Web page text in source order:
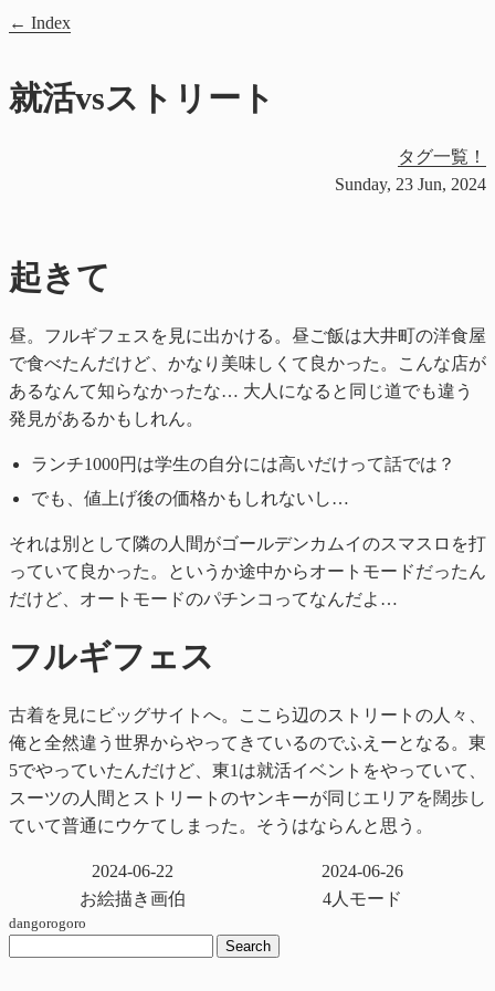
Index
就活vsストリート
タグ一覧！
Sunday, 23 Jun, 2024
起きて
昼。フルギフェスを見に出かける。昼ご飯は大井町の洋食屋
で食べたんだけど、かなり美味しくて良かった。こんな店が
あるなんて知らなかったな… 大人になると同じ道でも違う
発見があるかもしれん。
ランチ1000円は学生の自分には高いだけって話では？
でも、値上げ後の価格かもしれないし…
それは別として隣の人間がゴールデンカムイのスマスロを打
っていて良かった。というか途中からオートモードだったん
だけど、オートモードのパチンコってなんだよ…
フルギフェス
古着を見にビッグサイトへ。ここら辺のストリートの人々、
俺と全然違う世界からやってきているのでふえーとなる。東
5でやっていたんだけど、東1は就活イベントをやっていて、
スーツの人間とストリートのヤンキーが同じエリアを闊歩し
ていて普通にウケてしまった。そうはならんと思う。
2024-06-22
お絵描き画伯
2024-06-26
4人モード
dangorogoro